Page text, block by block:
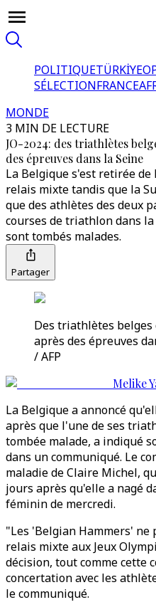
POLITIQUETÜRKİYE
SÉLECTIONFRANCE
MONDE
3 MIN DE LECTURE
JO-2024: des triathlètes
des épreuves dans la Seine
La Belgique s'est retirée
relais mixte tandis que la
que des athlètes des deux
courses de triathlon dans
sont tombés malades.
Partager
Des triathlètes belges
après des épreuves
/ AFP
Melike
La Belgique a annoncé
après que l'une de ses
tombée malade, a indiqué
dans un communiqué. Le
maladie de Claire Michel,
jours après qu'elle a nagé
féminin de mercredi.
"Les 'Belgian Hammers'
relais mixte aux Jeux
décision, tout comme cette
concertation avec les
le communiqué.